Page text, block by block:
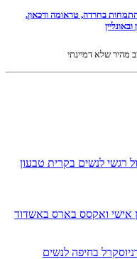
בחרדה, טראומה ודכאון.
מהיר שלא דמיינתי
רגשי לנשים בקרית טבעון
אישי ואקסס בארס באשדוד
בחיפה לנשים